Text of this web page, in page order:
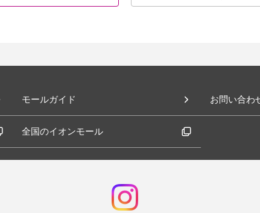
モールガイド お問い合わ
全国のイオンモール